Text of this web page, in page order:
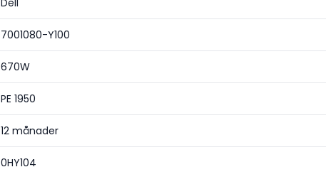
Dell
7001080-Y100
670W
PE 1950
12 månader
0HY104